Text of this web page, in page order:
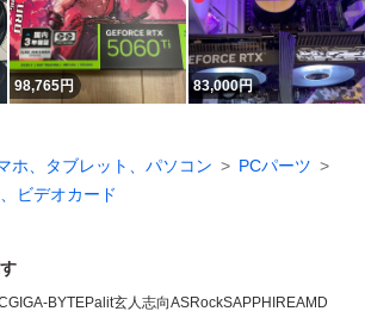
98,765円 83,000円
ホ、タブレット、パソコン
PCパーツ
ビデオカード
GIGA-BYTEPalit玄人志向ASRockSAPPHIREAMD